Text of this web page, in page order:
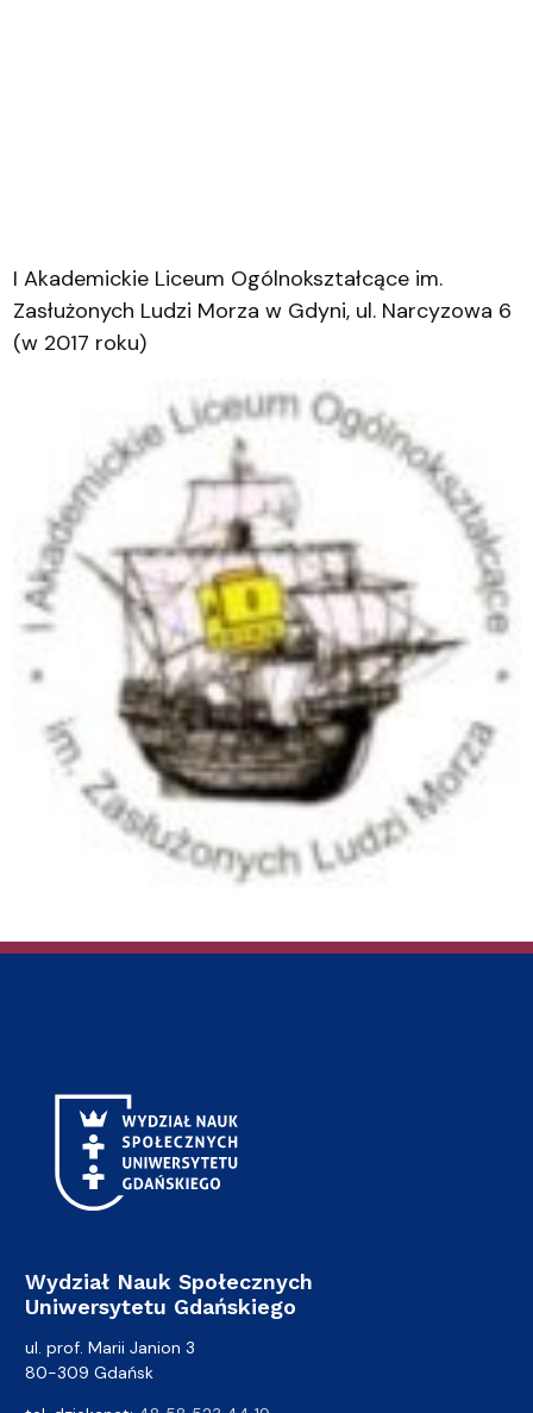
I Akademickie Liceum Ogólnokształcące im.
Zasłużonych Ludzi Morza w Gdyni, ul. Narcyzowa 6
(w 2017 roku)
Wydział Nauk Społecznych
Uniwersytetu Gdańskiego
ul. prof. Marii Janion 3
80-309 Gdańsk